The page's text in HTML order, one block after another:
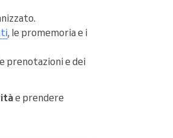
, le promemoria e i
prenotazioni e dei
e prendere